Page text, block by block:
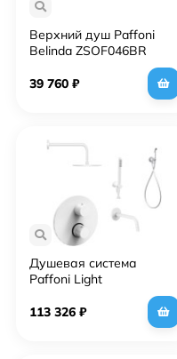
Верхний душ Paffoni
Belinda ZSOF046BR
39 760 ₽
Душевая система
Paffoni Light
термостатом и
гигиеническим душем
113 326 ₽